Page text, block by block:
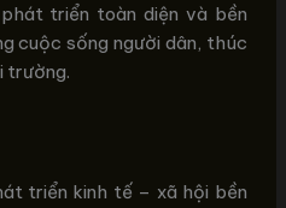
triển toàn diện và bền
cuộc sống người dân, thúc
trường.
triển kinh tế – xã hội bền